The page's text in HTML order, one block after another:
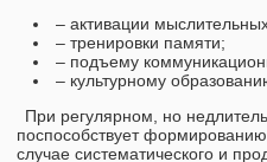
– активации
– тренировки памяти;
– подъему
– культурному
При регулярном, но
поспособствует
случае систематического и